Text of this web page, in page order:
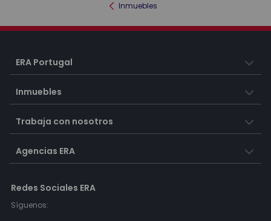
Inmuebles
ERA Portugal
Inmuebles
Trabaja con nosotros
Agencias ERA
Redes Sociales ERA
Síguenos: